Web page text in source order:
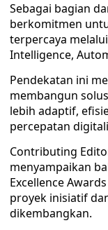
Sebagai bagian
berkomitmen
terpercaya
Intelligence,
Pendekatan ini
membangun
lebih adaptif,
percepatan
Contributing
menyampaikan
Excellence
proyek inisiatif
dikembangkan.